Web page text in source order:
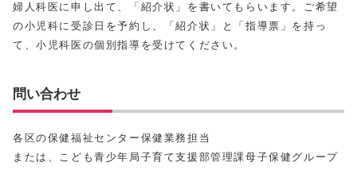
婦人科医に申し出て、「紹介状」を書いてもらいます。ご希望
の小児科に受診日を予約し、「紹介状」と「指導票」を持っ
て、小児科医の個別指導を受けてください。
問い合わせ
各区の保健福祉センター保健業務担当
または、こども青少年局子育て支援部管理課母子保健グループ